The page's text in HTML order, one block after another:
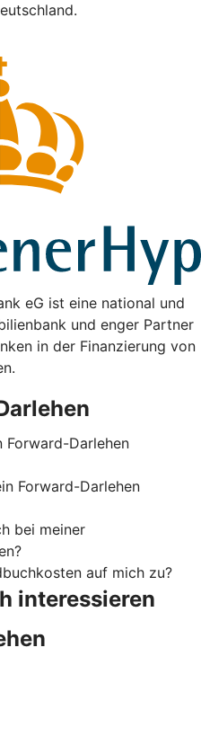
eG ist eine national und
und enger Partner
in der Finanzierung von
Forward-Darlehen
Forward-Darlehen
bei meiner
auf mich zu?
interessieren